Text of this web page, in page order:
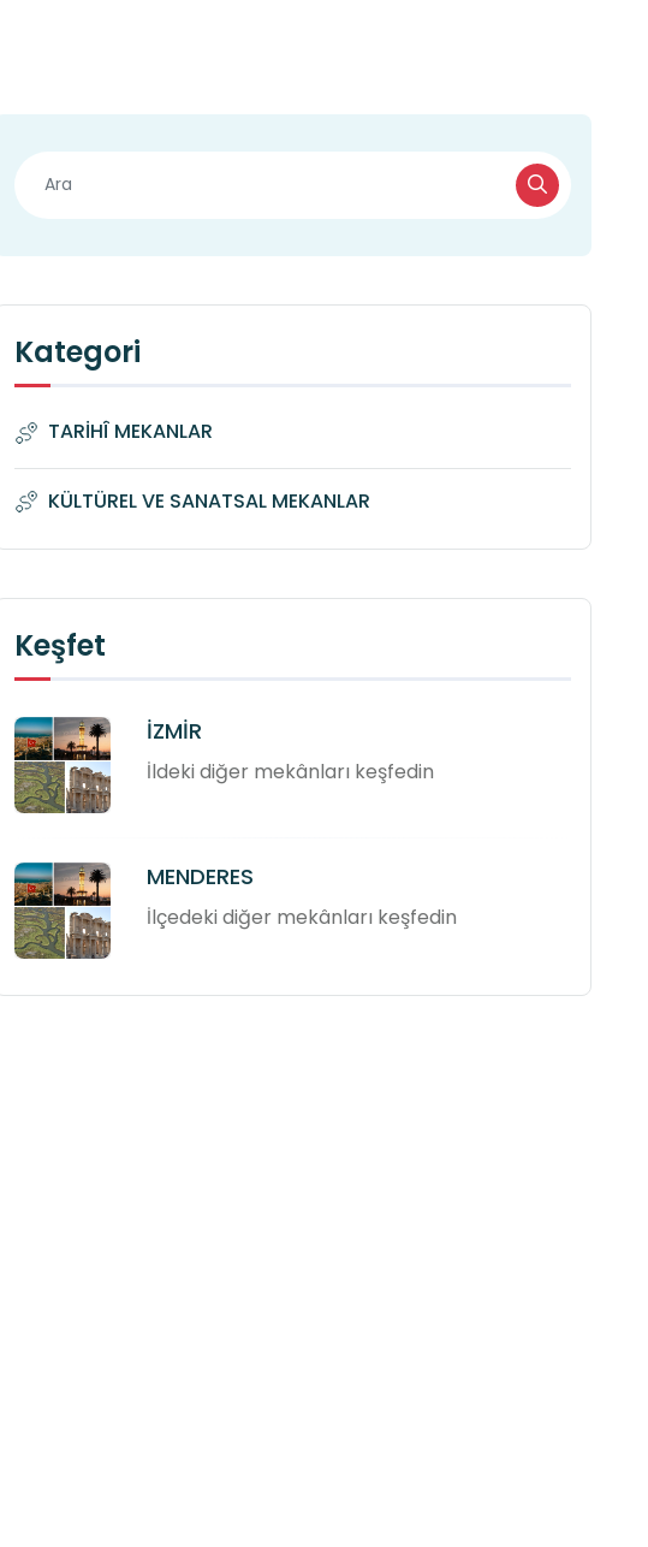
Kategori
TARİHÎ MEKANLAR
KÜLTÜREL VE SANATSAL MEKANLAR
Keşfet
İZMİR
İldeki diğer mekânları keşfedin
MENDERES
İlçedeki diğer mekânları keşfedin